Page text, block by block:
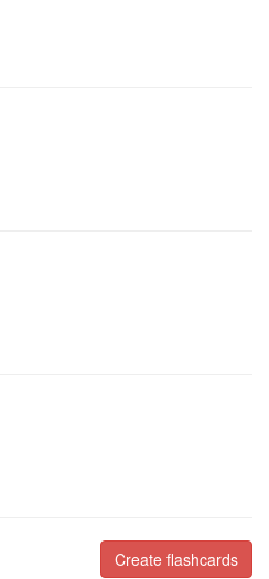
Create flashcards